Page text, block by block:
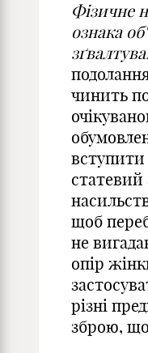
Фізичне
ознака
чинить
статевий
щоб
не
опір
різні
зброю,